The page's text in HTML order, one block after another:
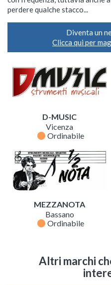
perdere qualche stacco...
Diventa un
Clicca qui per
D-MUSIC
Vicenza
fiber_manual_record Ordinabile
MEZZANOTA
Bassano
fiber_manual_record Ordinabile
Altri marchi